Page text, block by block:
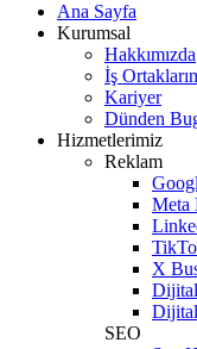
Ana Sayfa
Kurumsal
Hakkımızda
İş
Kariyer
Dünden
Hizmetlerimiz
Reklam
Meta
X
SEO